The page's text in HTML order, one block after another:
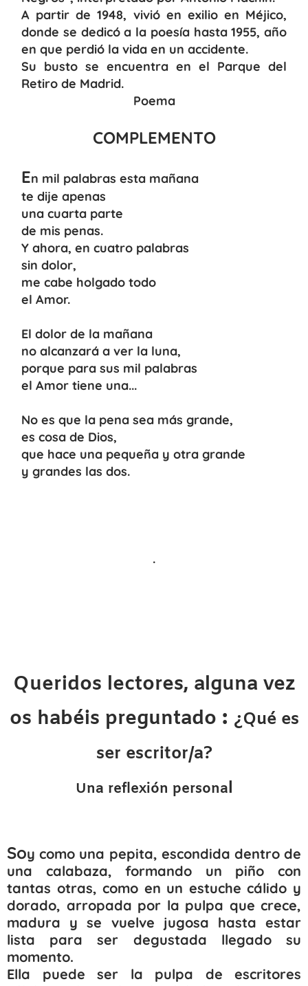
A partir de 1948, vivió en exilio en Méjico,
donde se dedicó a la poesía hasta 1955, año
en que perdió la vida en un accidente.
Su busto se encuentra en el Parque del
Retiro de Madrid.
Poema
COMPLEMENTO
En mil palabras esta mañana
te dije apenas
una cuarta parte
de mis penas.
Y ahora, en cuatro palabras
sin dolor,
me cabe holgado todo
el Amor.
El dolor de la mañana
no alcanzará a ver la luna,
porque para sus mil palabras
el Amor tiene una...
No es que la pena sea más grande,
es cosa de Dios,
que hace una pequeña y otra grande
y grandes las dos.
.
Queridos lectores, alguna vez
os habéis preguntado : ¿Qué es
ser escritor/a?
Una reflexión personal
Soy como una pepita, escondida dentro de
una calabaza, formando un piño con
tantas otras, como en un estuche cálido y
dorado, arropada por la pulpa que crece,
madura y se vuelve jugosa hasta estar
lista para ser degustada llegado su
momento.
Ella puede ser la pulpa de escritores